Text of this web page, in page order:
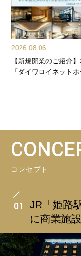
2026.08.06
【新規開業のご紹介
「ダイワロイネットホ
コンセプト
01
JR「姫路
に商業施